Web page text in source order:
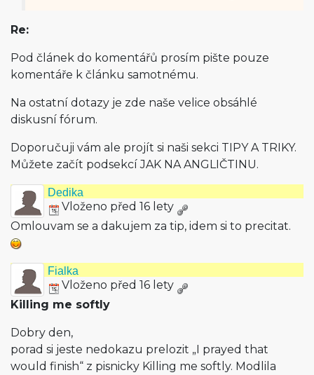
Re:
Pod článek do komentářů prosím pište pouze
komentáře k článku samotnému.
Na ostatní dotazy je zde naše velice obsáhlé
diskusní fórum.
Doporučuji vám ale projít si naši sekci TIPY A TRIKY.
Můžete začít podsekcí JAK NA ANGLIČTINU.
Dedika
Vloženo před 16 lety
Omlouvam se a dakujem za tip, idem si to precitat.
Fialka
Vloženo před 16 lety
Killing me softly
Dobry den,
porad si jeste nedokazu prelozit „I prayed that
would finish“ z pisnicky Killing me softly. Modlila